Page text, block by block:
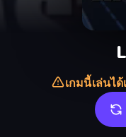
เกมนี้เล่นไ